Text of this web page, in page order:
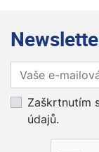
Přihlaste se k
Zaškrtnutím
údajů.